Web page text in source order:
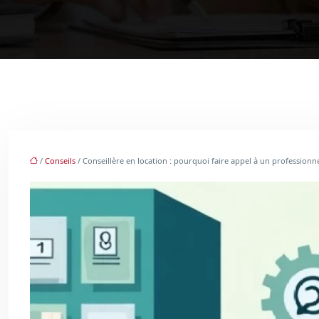
/ Conseils / Conseillère en location : pourquoi faire appel à un